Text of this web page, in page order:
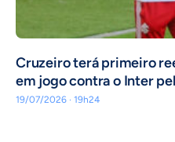
Cruzeiro terá primeiro
em jogo contra o Inter
19/07/2026 · 19h24